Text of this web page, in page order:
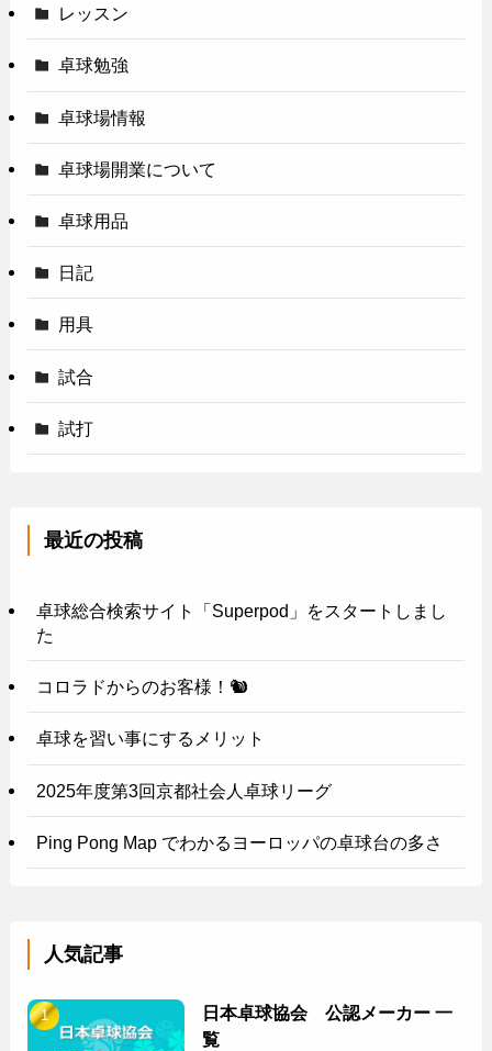
レッスン
卓球勉強
卓球場情報
卓球場開業について
卓球用品
日記
用具
試合
試打
最近の投稿
卓球総合検索サイト「Superpod」をスタートしまし
た
コロラドからのお客様！🐿️
卓球を習い事にするメリット
2025年度第3回京都社会人卓球リーグ
Ping Pong Map でわかるヨーロッパの卓球台の多さ
人気記事
日本卓球協会 公認メーカー 一
覧